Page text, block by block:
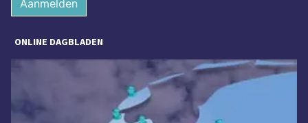
Aanmelden
ONLINE DAGBLADEN